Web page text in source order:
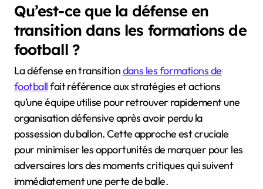
Qu’est-ce que la défense en
transition dans les formations de
football ?
La défense en transitiondans les formations de
footballfait référence aux stratégies et actions
qu’une équipe utilise pour retrouver rapidement une
organisation défensive après avoir perdu la
possession du ballon. Cette approche est cruciale
pour minimiser les opportunités de marquer pour les
adversaires lors des moments critiques qui suivent
immédiatement une perte de balle.